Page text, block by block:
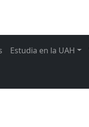
Estudia en la UAH